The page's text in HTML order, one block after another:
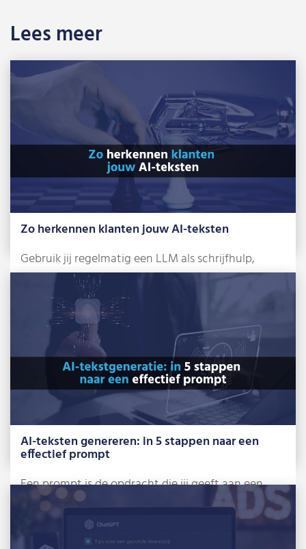
Lees meer
Zo herkennen klanten jouw AI-teksten
Gebruik jij regelmatig een LLM als schrijfhulp,
bijvoorbeeld ChatGPT, Gemini of Claude? Dan
weet […]
Lees meer »
AI-teksten genereren: in 5 stappen naar een
effectief prompt
Een prompt is de opdracht die jij geeft aan een
Large Language Model zoals […]